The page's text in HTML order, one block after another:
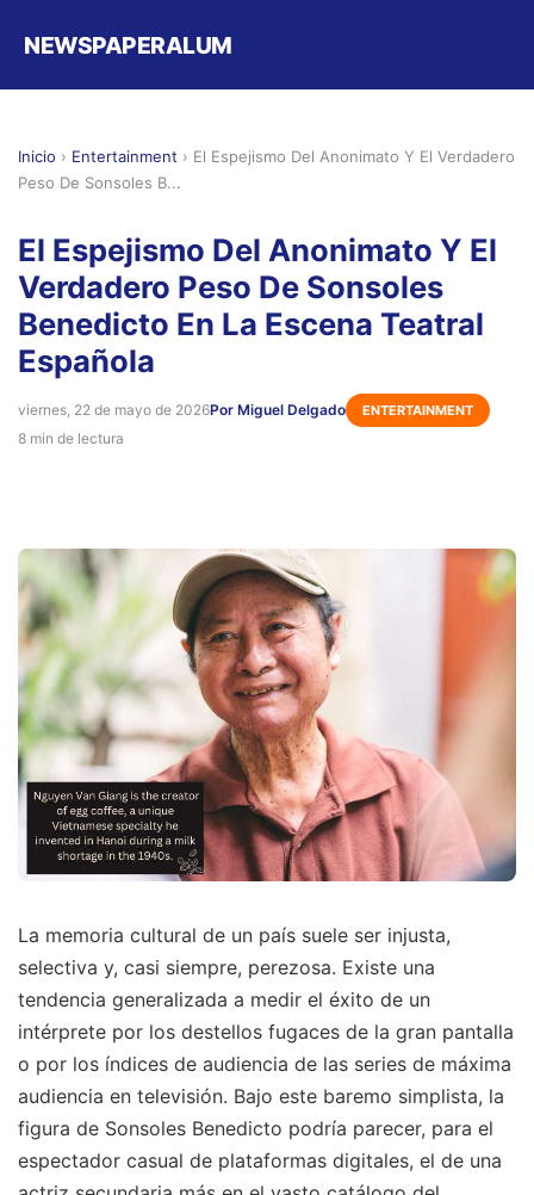
NEWSPAPERALUM
Inicio › Entertainment › El Espejismo Del Anonimato Y El Verdadero
Peso De Sonsoles B...
El Espejismo Del Anonimato Y El
Verdadero Peso De Sonsoles
Benedicto En La Escena Teatral
Española
viernes, 22 de mayo de 2026Por Miguel Delgado ENTERTAINMENT
8 min de lectura
La memoria cultural de un país suele ser injusta,
selectiva y, casi siempre, perezosa. Existe una
tendencia generalizada a medir el éxito de un
intérprete por los destellos fugaces de la gran pantalla
o por los índices de audiencia de las series de máxima
audiencia en televisión. Bajo este baremo simplista, la
figura de Sonsoles Benedicto podría parecer, para el
espectador casual de plataformas digitales, el de una